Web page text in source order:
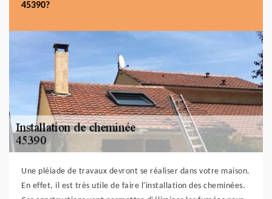
45390?
Une pléiade de travaux devront se réaliser dans votre maison.
En effet, il est très utile de faire l'installation des cheminées.